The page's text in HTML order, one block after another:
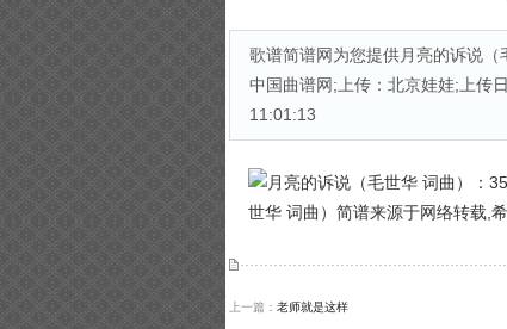
歌谱简谱网为您提供月亮的诉说（
中国曲谱网;上传：北京娃娃;上传
11:01:13
世华 词曲）简谱来源于网络转载,
上一篇： 老师就是这样